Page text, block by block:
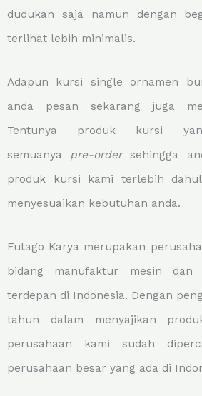
dudukan saja namun dengan
terlihat lebih minimalis.
Adapun kursi single ornamen
anda pesan sekarang juga
Tentunya produk kursi
semuanya pre-ordersehingga
produk kursi kami terlebih
menyesuaikan kebutuhan anda.
Futago Karya merupakan
bidang manufaktur mesin dan
terdepan di Indonesia. Dengan
tahun dalam menyajikan
perusahaan kami sudah
perusahaan besar yang ada di